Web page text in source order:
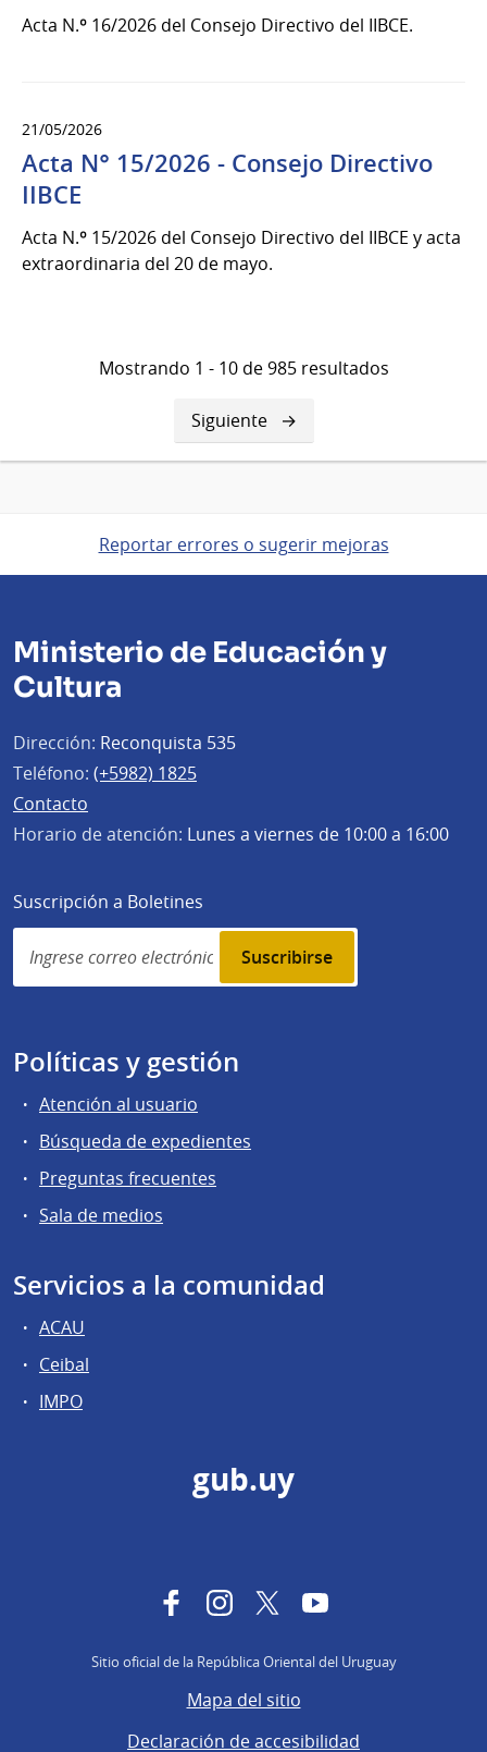
Acta N.º 16/2026 del Consejo Directivo del IIBCE.
21/05/2026
Acta N° 15/2026 - Consejo Directivo
IIBCE
Acta N.º 15/2026 del Consejo Directivo del IIBCE y acta
extraordinaria del 20 de mayo.
Mostrando 1 - 10 de 985 resultados
Siguiente
página
Siguiente
Reportar errores o sugerir mejoras
Ministerio de Educación y
Cultura
Dirección: Reconquista 535
Teléfono: (+5982) 1825
Contacto
Horario de atención: Lunes a viernes de 10:00 a 16:00
Suscripción a Boletines
Simplenews
subscription
Políticas y gestión
Atención al usuario
Búsqueda de expedientes
Preguntas frecuentes
Sala de medios
Servicios a la comunidad
ACAU
Ceibal
IMPO
gub.uy
FacebookInstagram
TwitterYouTube
Sitio oficial de la República Oriental del Uruguay
Mapa del sitio
Declaración de accesibilidad